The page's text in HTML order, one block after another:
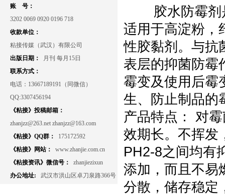
账 号：
3202 0069 0920 0196 718
收款单位：
粘接传媒（武汉）有限公司
出版日期：
月刊 每月15日
联系方式：
电话：13667189191（同微信）
QQ:3307456194
《粘接》投稿邮箱：
zhanjzz@263.net zhanjzz@163.com
《粘接》QQ群：
175172592
《粘接》网站：
www.zhanjie.com.cn
《粘接资讯》微信号：
zhanjiezixun
办公地址:
武汉市洪山区卓刀泉路366号
胶水防霉
适用于高淀粉，
性胶黏剂。与抗
表层的抑菌防霉
霉变及使用后霉
生、防止制品的
产品特点： 对
效期长。不挥发
PH2-8之间均有
添加，而且不易
分散，储存稳